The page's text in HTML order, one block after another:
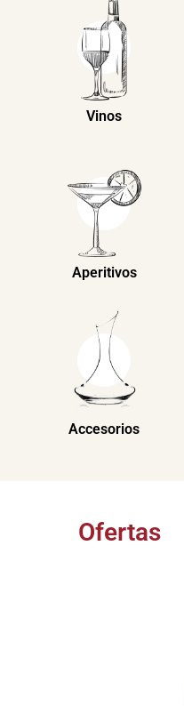
INFORMACIÓN
Vinos
Aperitivos
Accesorios
Ofertas